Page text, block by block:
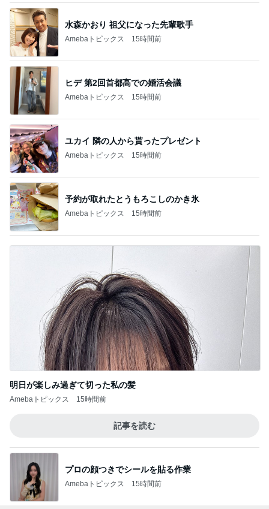
水森かおり 祖父になった先輩歌手
Amebaトピックス 15時間前
ヒデ 第2回首都高での婚活会議
Amebaトピックス 15時間前
ユカイ 隣の人から貰ったプレゼント
Amebaトピックス 15時間前
予約が取れたとうもろこしのかき氷
Amebaトピックス 15時間前
明日が楽しみ過ぎて切った私の髪
Amebaトピックス 15時間前
記事を読む
プロの顔つきでシールを貼る作業
Amebaトピックス 15時間前